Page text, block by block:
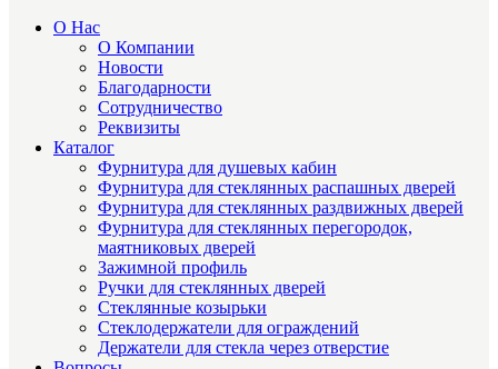
О Нас
О Компании
Новости
Благодарности
Сотрудничество
Реквизиты
Каталог
Фурнитура для душевых кабин
Фурнитура для стеклянных распашных дверей
Фурнитура для стеклянных раздвижных дверей
Фурнитура для стеклянных перегородок,
маятниковых дверей
Зажимной профиль
Ручки для стеклянных дверей
Стеклянные козырьки
Стеклодержатели для ограждений
Держатели для стекла через отверстие